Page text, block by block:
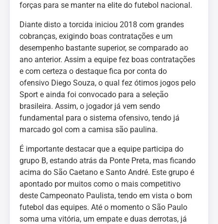
forças para se manter na elite do futebol nacional.
Diante disto a torcida iniciou 2018 com grandes
cobranças, exigindo boas contratações e um
desempenho bastante superior, se comparado ao
ano anterior. Assim a equipe fez boas contratações
e com certeza o destaque fica por conta do
ofensivo Diego Souza, o qual fez ótimos jogos pelo
Sport e ainda foi convocado para a seleção
brasileira. Assim, o jogador já vem sendo
fundamental para o sistema ofensivo, tendo já
marcado gol com a camisa são paulina.
É importante destacar que a equipe participa do
grupo B, estando atrás da Ponte Preta, mas ficando
acima do São Caetano e Santo André. Este grupo é
apontado por muitos como o mais competitivo
deste Campeonato Paulista, tendo em vista o bom
futebol das equipes. Até o momento o São Paulo
soma uma vitória, um empate e duas derrotas, já